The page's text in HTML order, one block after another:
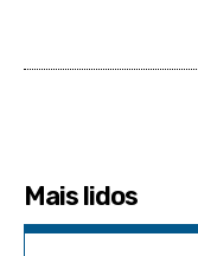
Mais lidos